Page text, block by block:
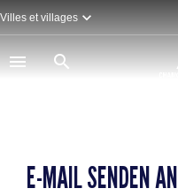
Direkt
zum
Inhalt
Villes et villages
E-MAIL SENDEN AN